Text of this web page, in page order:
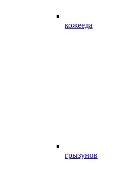
кожееда
грызунов